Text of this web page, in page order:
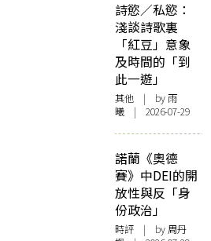
詩慾／私慾：
淺談詩歌裏
「紅豆」意象
及時間的「到
此一遊」
其他 | by 雨
曦 | 2026-07-29
諾蘭《奧德
賽》中DEI的開
放性與反「身
份政治」
時評 | by周丹